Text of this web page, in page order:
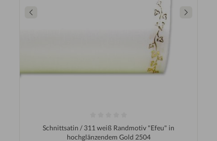
Schnittsatin / 311 weiß Randmotiv "Efeu" in
hochglänzendem Gold 2504